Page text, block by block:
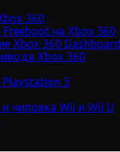
360
Freeboot на Xbox 360
Xbox 360 Dashboard
Xbox 360
3
чиповка Wii и Wii U